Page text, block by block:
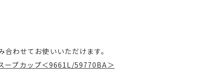
わせてお使いいただけます。
ープカップ＜9661L/59770BA＞